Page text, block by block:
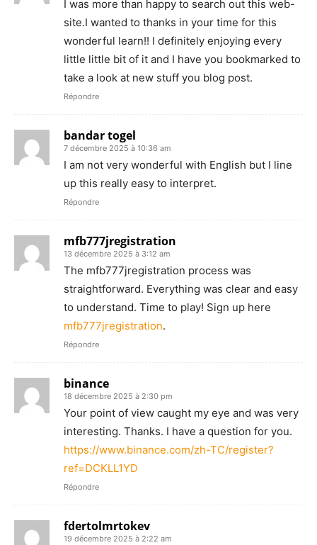
I was more than happy to search out this web-
site.I wanted to thanks in your time for this
wonderful learn!! I definitely enjoying every
little little bit of it and I have you bookmarked to
take a look at new stuff you blog post.
Répondre
bandar togel
7 décembre 2025 à 10:36 am
I am not very wonderful with English but I line
up this really easy to interpret.
Répondre
mfb777jregistration
13 décembre 2025 à 3:12 am
The mfb777jregistration process was
straightforward. Everything was clear and easy
to understand. Time to play! Sign up here
mfb777jregistration.
Répondre
binance
18 décembre 2025 à 2:30 pm
Your point of view caught my eye and was very
interesting. Thanks. I have a question for you.
https://www.binance.com/zh-TC/register?
ref=DCKLL1YD
Répondre
fdertolmrtokev
19 décembre 2025 à 2:22 am